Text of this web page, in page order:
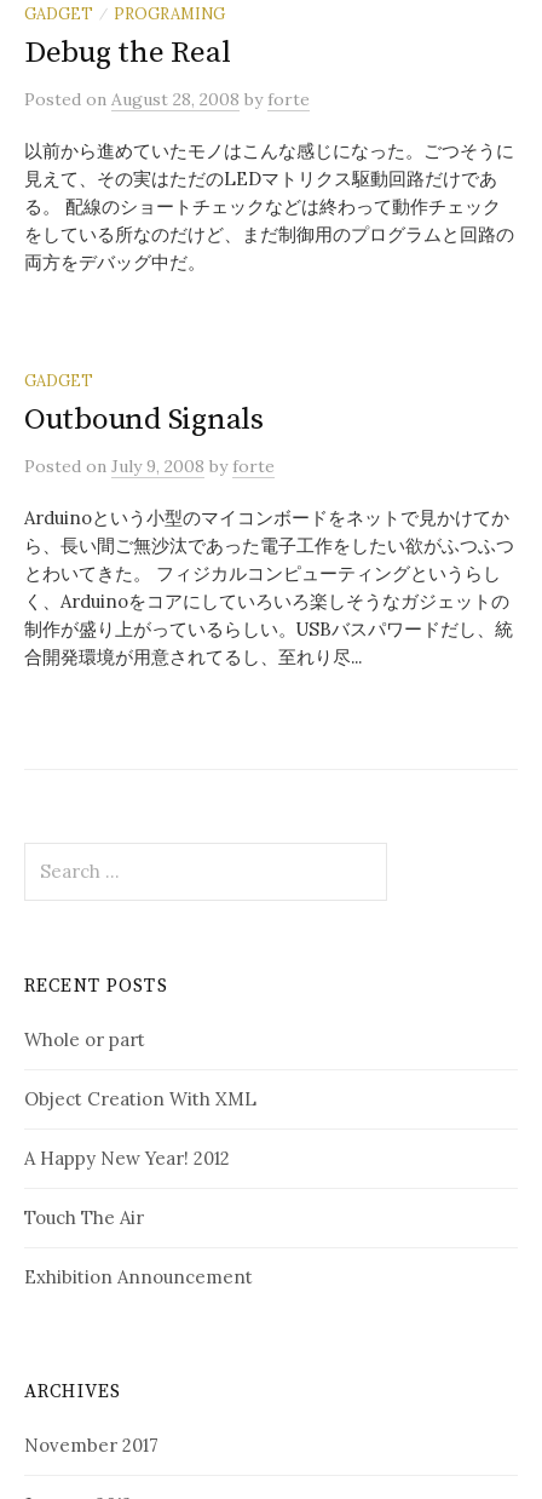
GADGET / PROGRAMING
Debug the Real
Posted on August 28, 2008 byforte
以前から進めていたモノはこんな感じになった。ごつそうに
見えて、その実はただのLEDマトリクス駆動回路だけであ
る。 配線のショートチェックなどは終わって動作チェック
をしている所なのだけど、まだ制御用のプログラムと回路の
両方をデバッグ中だ。
GADGET
Outbound Signals
Posted on July 9, 2008 byforte
Arduinoという小型のマイコンボードをネットで見かけてか
ら、長い間ご無沙汰であった電子工作をしたい欲がふつふつ
とわいてきた。 フィジカルコンピューティングというらし
く、Arduinoをコアにしていろいろ楽しそうなガジェットの
制作が盛り上がっているらしい。USBバスパワードだし、統
合開発環境が用意されてるし、至れり尽...
for:
RECENT POSTS
Whole or part
Object Creation With XML
A Happy New Year! 2012
Touch The Air
Exhibition Announcement
ARCHIVES
November 2017